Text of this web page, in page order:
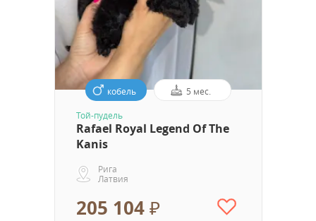
кобель 5 мес.
Той-пудель
Rafael Royal Legend Of The
Kanis
Рига
Латвия
205 104 ₽